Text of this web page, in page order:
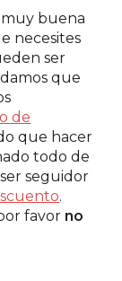
muy buena
necesites
ser
que
de
que hacer
todo de
seguidor
.
favor no